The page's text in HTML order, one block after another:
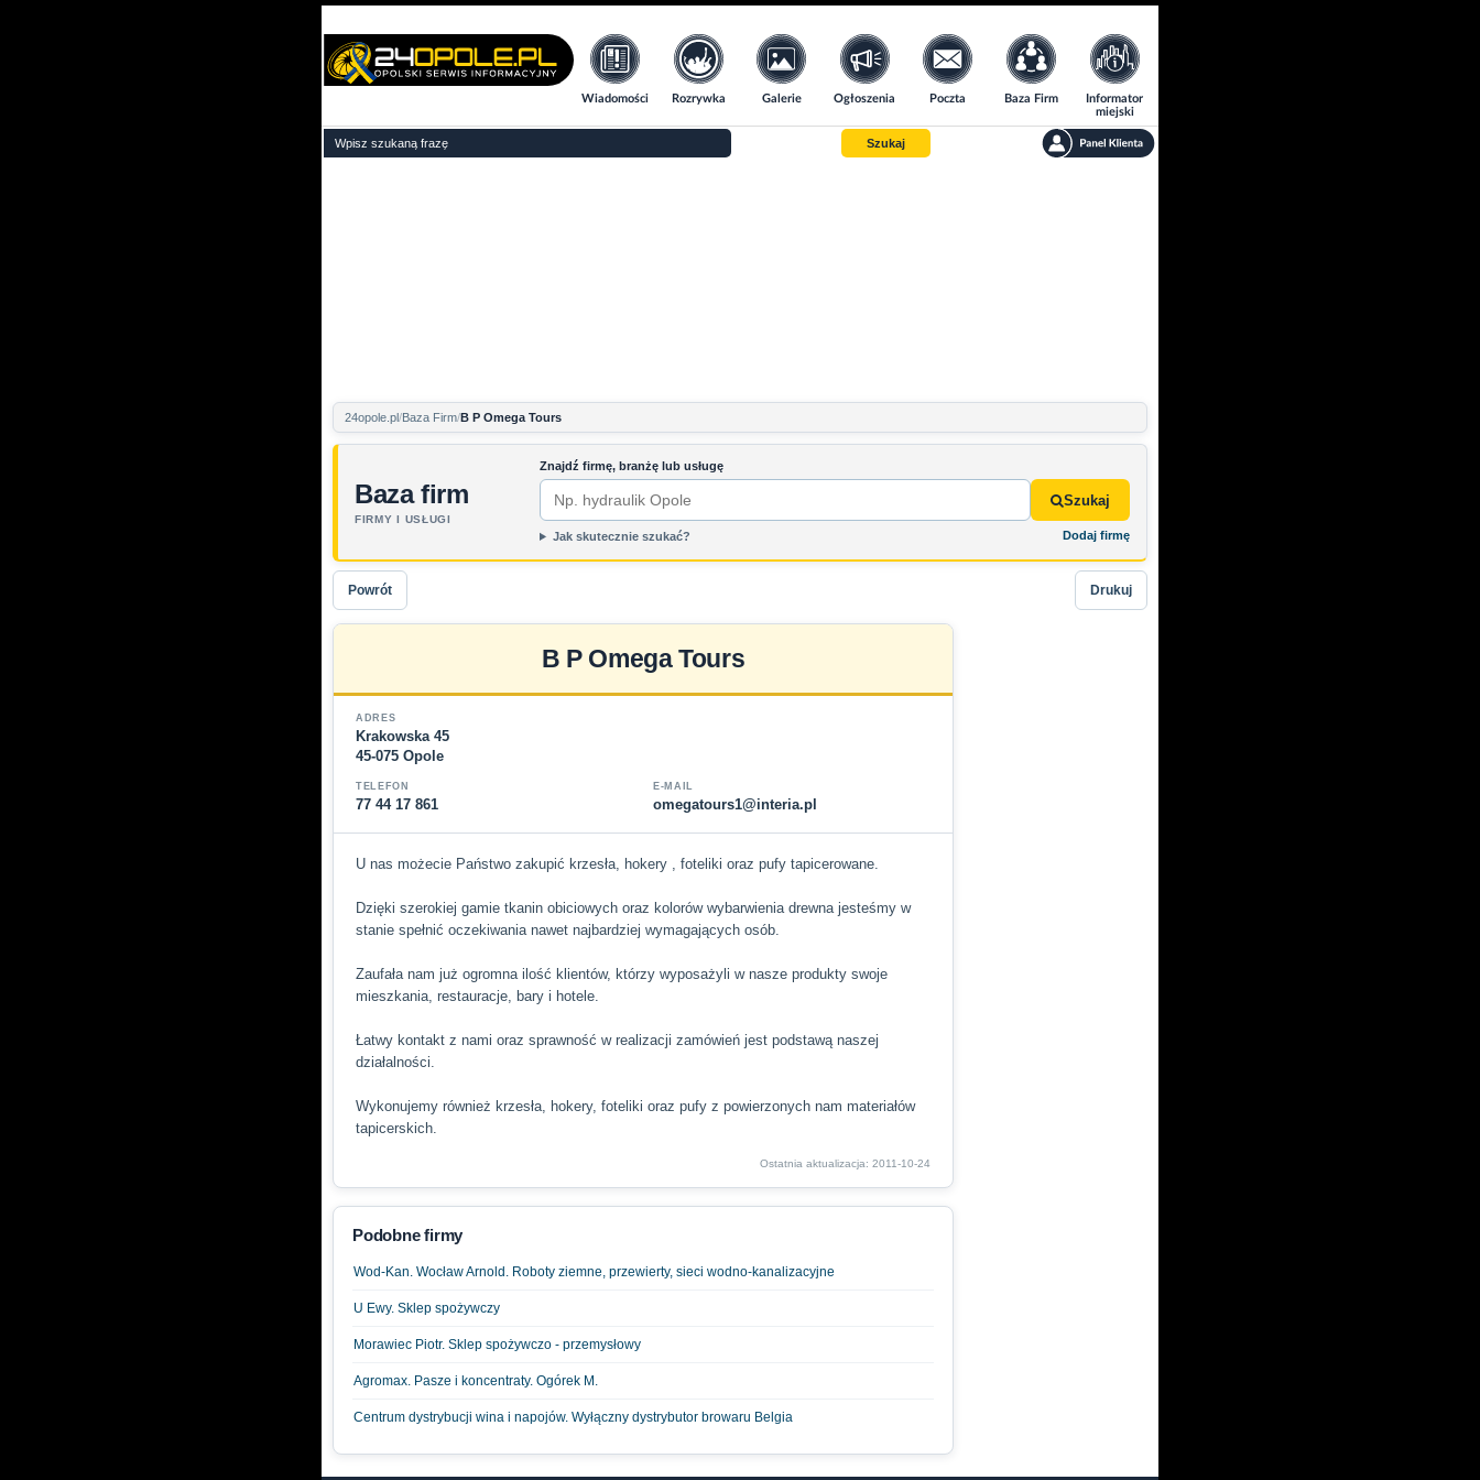
Wiadomości Rozrywka Galerie Ogłoszenia Poczta Baza Firm
Informator
miejski
Szukaj
24opole.pl Baza Firm B P Omega Tours
Baza firm
FIRMY I USŁUGI
Znajdź firmę, branżę lub usługę
Szukaj
Jak skutecznie szukać? Dodaj firmę
Powrót Drukuj
B P Omega Tours
ADRES
Krakowska 45
45-075 Opole
TELEFON
77 44 17 861
E-MAIL
omegatours1@interia.pl
U nas możecie Państwo zakupić krzesła, hokery , foteliki oraz pufy tapicerowane.
Dzięki szerokiej gamie tkanin obiciowych oraz kolorów wybarwienia drewna jesteśmy w
stanie spełnić oczekiwania nawet najbardziej wymagających osób.
Zaufała nam już ogromna ilość klientów, którzy wyposażyli w nasze produkty swoje
mieszkania, restauracje, bary i hotele.
Łatwy kontakt z nami oraz sprawność w realizacji zamówień jest podstawą naszej
działalności.
Wykonujemy również krzesła, hokery, foteliki oraz pufy z powierzonych nam materiałów
tapicerskich.
Ostatnia aktualizacja: 2011-10-24
Podobne firmy
Wod-Kan. Wocław Arnold. Roboty ziemne, przewierty, sieci wodno-kanalizacyjne
U Ewy. Sklep spożywczy
Morawiec Piotr. Sklep spożywczo - przemysłowy
Agromax. Pasze i koncentraty. Ogórek M.
Centrum dystrybucji wina i napojów. Wyłączny dystrybutor browaru Belgia